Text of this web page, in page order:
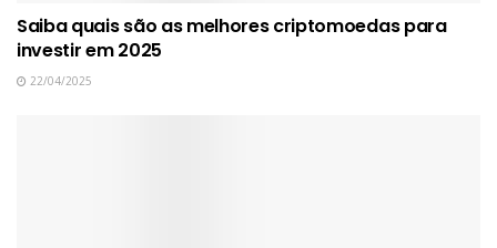
Saiba quais são as melhores criptomoedas para
investir em 2025
22/04/2025